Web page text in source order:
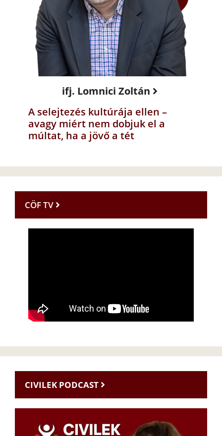
ifj. Lomnici Zoltán
A selejtezés kultúrája ellen –
avagy miért nem dobjuk el a
múltat, ha a jövő a tét
CÖF TV
CIVILEK PODCAST